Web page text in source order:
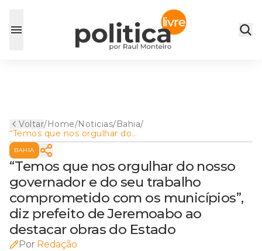
Voltar/Home/Noticias/Bahia/
“Temos que nos orgulhar do
nosso governador e do seu
trabalho comprometido com
os municípios”, diz prefeito
de Jeremoabo ao destacar
obras do Estado
BAHIA
“Temos que nos orgulhar do nosso
governador e do seu trabalho
comprometido com os municípios”,
diz prefeito de Jeremoabo ao
destacar obras do Estado
Por Redação